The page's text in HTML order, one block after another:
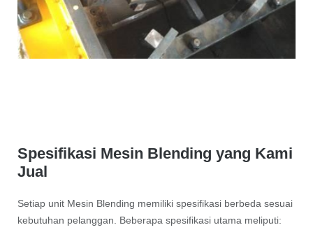
Spesifikasi Mesin Blending yang Kami
Jual
Setiap unit Mesin Blending memiliki spesifikasi berbeda sesuai
kebutuhan pelanggan. Beberapa spesifikasi utama meliputi: